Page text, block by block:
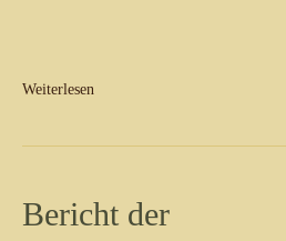
Weiterlesen
Bericht der